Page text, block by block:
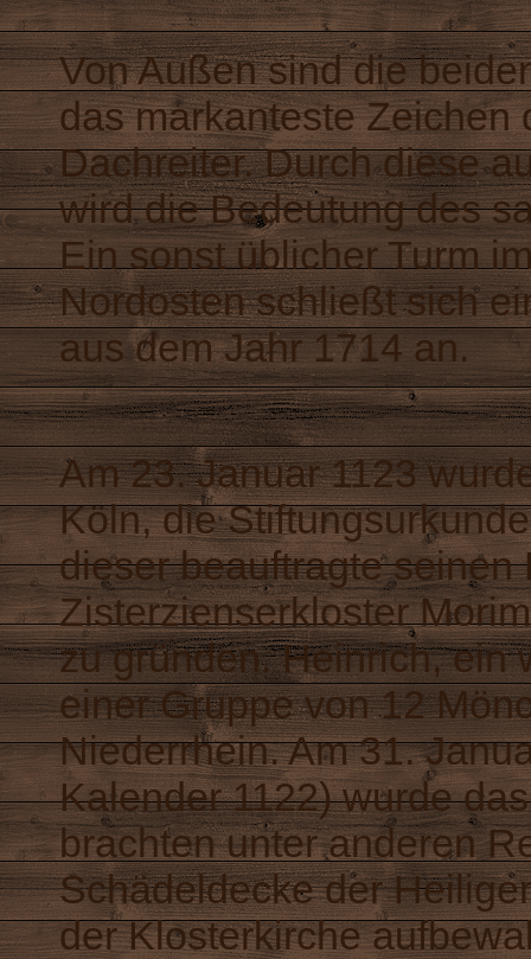
Von Außen sind die
das markanteste Zeichen
Dachreiter. Durch diese
wird die Bedeutung des
Ein sonst üblicher Turm
Nordosten schließt sich
aus dem Jahr 1714 an.
Am 23. Januar 1123
Köln, die
dieser beauftragte seinen
Zisterzienserkloster
zu gründen. Heinrich, ein
einer Gruppe von 12
Niederrhein. Am 31.
Kalender 1122) wurde
brachten unter anderen
Schädeldecke der
der Klosterkirche